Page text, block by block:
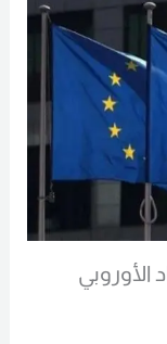
الأوروبي